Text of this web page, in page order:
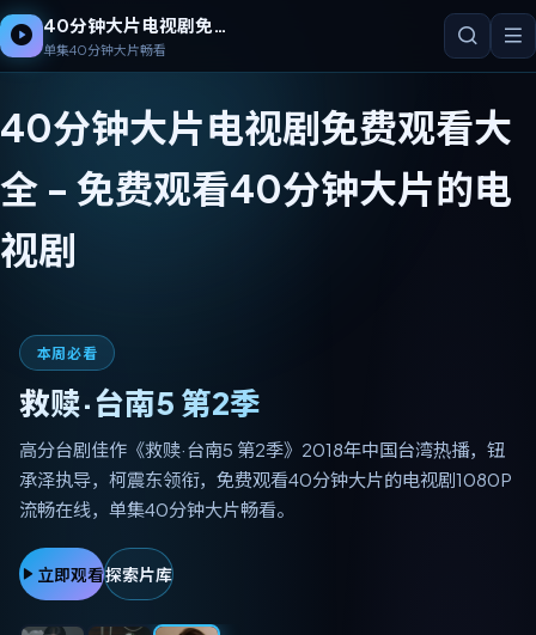
40分钟大片电视剧免费观看大全
单集40分钟大片畅看
40分钟大片电视剧免费观看大
全 - 免费观看40分钟大片的电
视剧
本周必看
救赎·台南5 第2季
高分台剧佳作《救赎·台南5 第2季》2018年中国台湾热播，钮
承泽执导，柯震东领衔，免费观看40分钟大片的电视剧1080P
流畅在线，单集40分钟大片畅看。
立即观看探索片库